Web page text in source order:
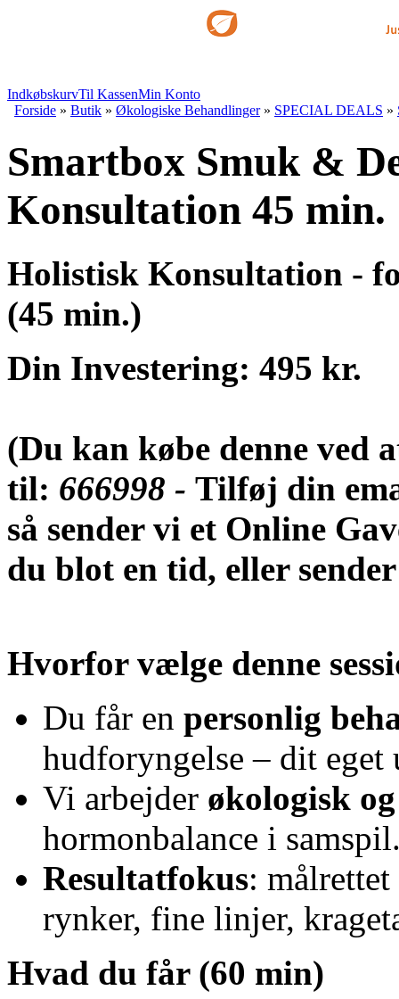
IndkøbskurvTil KassenMin Konto
Forside » Butik » Økologiske Behandlinger» SPECIAL DEALS »
Smartbox Smuk &
Konsultation 45 min.
Holistisk Konsultation -
(45 min.)
Din Investering: 495 kr.
(Du kan købe denne ved
til: 666998 - Tilføj din
så sender vi et Online
du blot en tid, eller
Hvorfor vælge denne
Du får en personlig
hudforyngelse – dit
Vi arbejder økologisk
hormonbalance i
Resultatfokus:
rynker, fine linjer,
Hvad du får (60 min)